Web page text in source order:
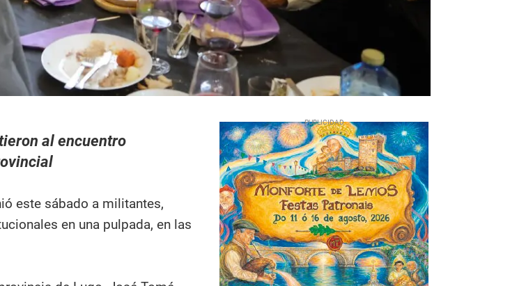
al encuentro
este sábado a militantes,
en una pulpada, en las